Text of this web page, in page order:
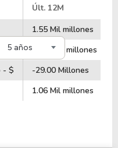
5 años
Últ. 12M
1.55 Mil millones
-1.30 Mil millones
- $
-29.00 Millones
1.06 Mil millones